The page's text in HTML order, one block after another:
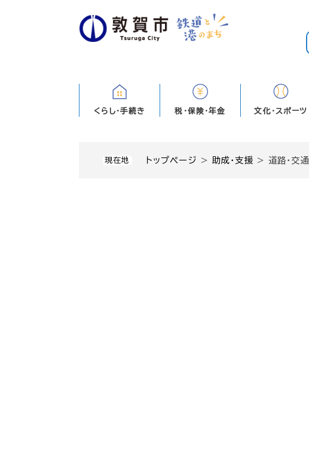
くらし・手続き 税・保険・年金 文化・スポーツ
現在地 トップページ >助成・支援 >道路・交通